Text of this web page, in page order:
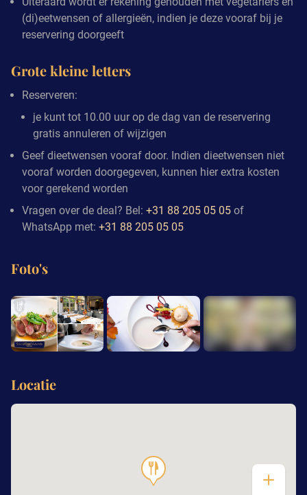
(di)eetwensen of allergieën, indien je deze vooraf bij je
reservering doorgeeft
Grote kleine letters
Reserveren:
je kunt tot 10.00 uur op de dag van de reservering
gratis annuleren of wijzigen
Geef dieetwensen vooraf door. Indien dieetwensen niet
vooraf worden doorgegeven, kunnen hier extra kosten
voor gerekend worden
Vragen over de deal? Bel: +31 88 205 05 05 of
WhatsApp met: +31 88 205 05 05
Foto's
Locatie